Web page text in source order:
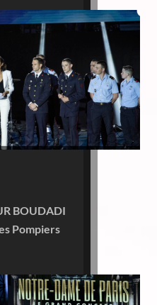
BOUDADI
Pompiers